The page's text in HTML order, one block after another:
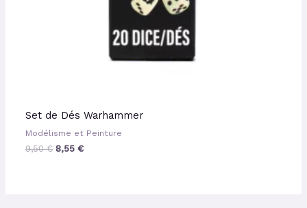
Set de Dés Warhammer
Modélisme et Peinture
9,50€ 8,55€